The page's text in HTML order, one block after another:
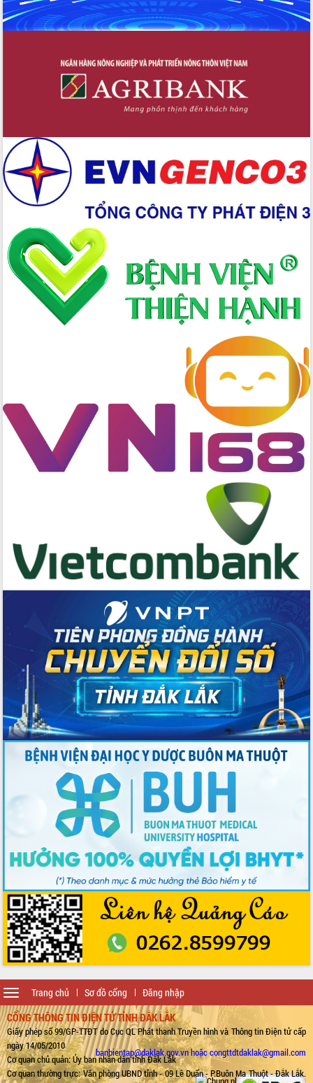
Trang chủ Sơ đồ cổng Đăng nhập
Toggle
navigation
CỔNG THÔNG TIN ĐIỆN TỬ TỈNH ĐẮK LẮK
Giấy phép số 99/GP-TTĐT do Cục QL Phát thanh Truyền hình và Thông tin Điện tử cấp
ngày 14/05/2010
Cơ quan chủ quản: Ủy ban nhân dân tỉnh Đắk Lắk
Cơ quan thường trực: Văn phòng UBND tỉnh - 09 Lê Duẩn - P.Buôn Ma Thuột - Đắk Lắk.
banbientap@daklak.gov.vn hoặc congttdtdaklak@gmail.com